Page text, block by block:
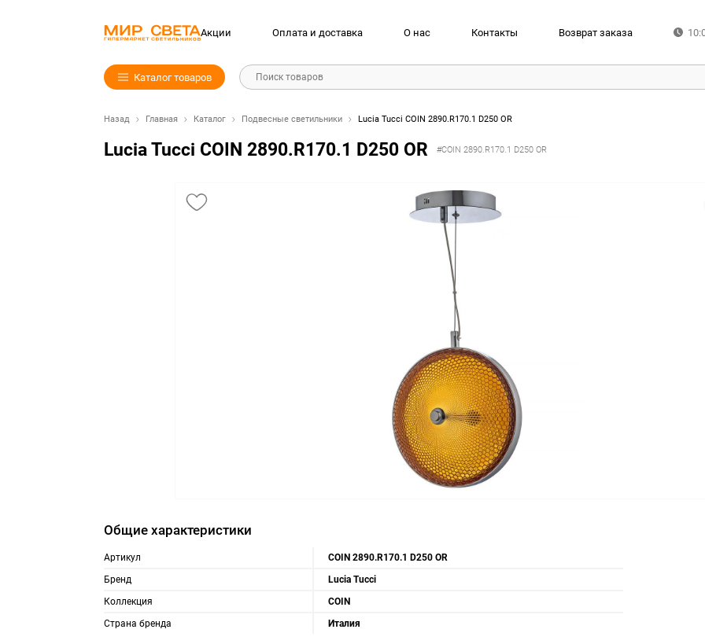
Акции Оплата и доставка О нас Контакты Возврат заказа
Каталог товаров Поиск товаров
Назад Главная Каталог Подвесные светильники Lucia Tucci COIN 2890.R170.1 D250 OR
Lucia Tucci COIN 2890.R170.1 D250 OR #COIN 2890.R170.1 D250 OR
Общие характеристики
Артикул
COIN 2890.R170.1 D250 OR
Бренд
Lucia Tucci
Коллекция
COIN
Страна бренда
Италия